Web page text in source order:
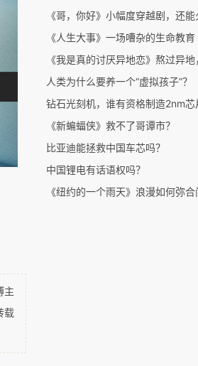
一
文
溜
假
常
不
男
主
载
《哥，你好》小幅度穿越剧，还能
《人生大事》一场嘈杂的生命教育
《我是真的讨厌异地恋》熬过异地
人类为什么要养一个“虚拟孩子”？
钻石光刻机，谁有资格制造2nm芯
《新蝙蝠侠》救不了哥谭市？
比亚迪能拯救中国车芯吗？
中国锂电有话语权吗？
《纽约的一个雨天》浪漫如何弥合